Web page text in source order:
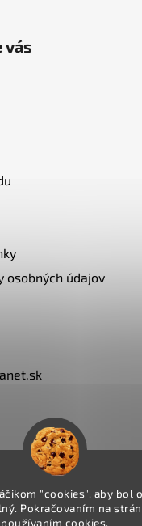
"cookies", aby bol
Pokračovaním na
používaním cookies.
vás
osobných údajov